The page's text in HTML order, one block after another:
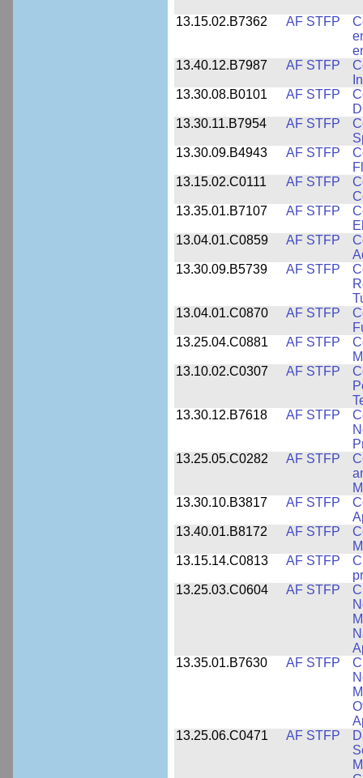
13.15.02.B7362 AF STFP
13.40.12.B7987
AF STFP
13.30.08.B0101
AF STFP
13.30.11.B7954
AF STFP
13.30.09.B4943
AF STFP
13.15.02.C0111
AF STFP
13.35.01.B7107
AF STFP
13.04.01.C0859
AF STFP
13.30.09.B5739
AF STFP
13.04.01.C0870
AF STFP
13.25.04.C0881
AF STFP
13.10.02.C0307
AF STFP
13.30.12.B7618
AF STFP
13.25.05.C0282
AF STFP
13.30.10.B3817
AF STFP
13.40.01.B8172
AF STFP
13.15.14.C0813
AF STFP
13.25.03.C0604
AF STFP
13.35.01.B7630
AF STFP
13.25.06.C0471
AF STFP